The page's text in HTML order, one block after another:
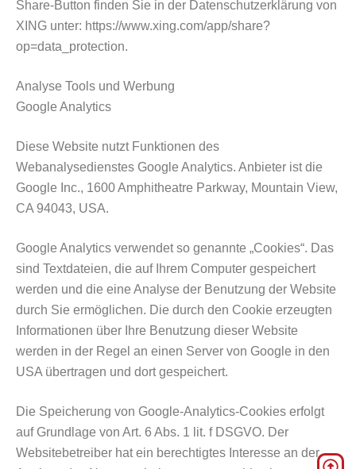
Share-Button finden Sie in der Datenschutzerklärung von
XING unter: https://www.xing.com/app/share?
op=data_protection.
Analyse Tools und Werbung
Google Analytics
Diese Website nutzt Funktionen des
Webanalysedienstes Google Analytics. Anbieter ist die
Google Inc., 1600 Amphitheatre Parkway, Mountain View,
CA 94043, USA.
Google Analytics verwendet so genannte „Cookies“. Das
sind Textdateien, die auf Ihrem Computer gespeichert
werden und die eine Analyse der Benutzung der Website
durch Sie ermöglichen. Die durch den Cookie erzeugten
Informationen über Ihre Benutzung dieser Website
werden in der Regel an einen Server von Google in den
USA übertragen und dort gespeichert.
Die Speicherung von Google-Analytics-Cookies erfolgt
auf Grundlage von Art. 6 Abs. 1 lit. f DSGVO. Der
Websitebetreiber hat ein berechtigtes Interesse an der